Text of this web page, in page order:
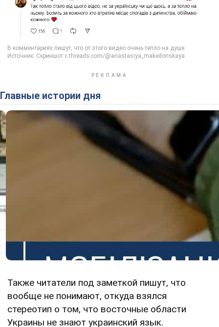
Главные истории дня
Также читатели под заметкой пишут, что
вообще не понимают, откуда взялся
стереотип о том, что восточные области
Украины не знают украинский язык.